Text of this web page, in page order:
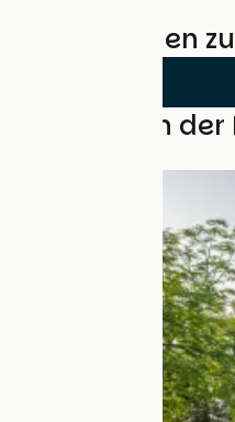
Bewertungen
Schleifen in